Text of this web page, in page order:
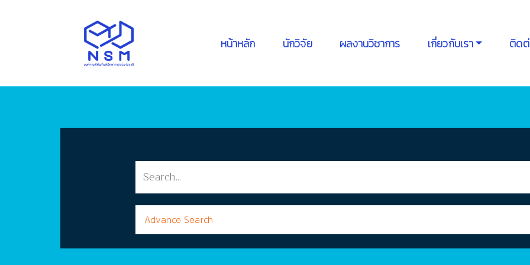
หน้าหลัก นักวิจัย ผลงานวิชาการ เกี่ยวกับเรา ติดต่
Advance Search